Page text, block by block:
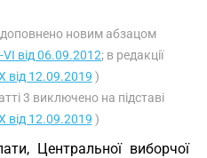
доповнено новим абзацом
від 06.09.2012; в редакції
від 12.09.2019 )
3 виключено на підставі
від 12.09.2019 )
Центральної виборчої